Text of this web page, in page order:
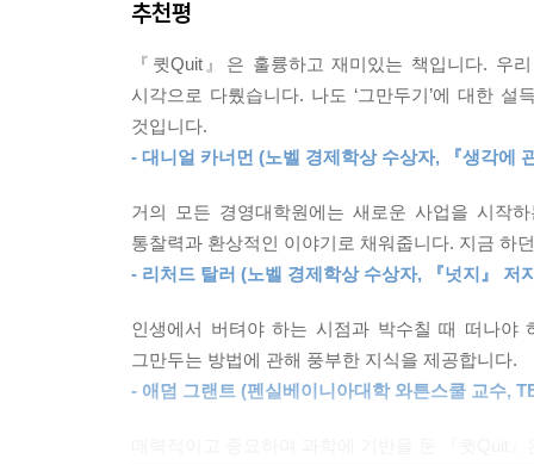
대니얼 카너먼은 내게 “사람들에게는 진정으로
을 인지편향과 결정 오류에 대해 연구한 대니얼
자인 리처드 탈러였다.
--- p.342
있을지 계속 탐색해야 한다. 우리가 사는 세상은
--- p.342
기업을 경영하는 경우에도 이런 일이 일어날 수
이다.
--- p.366
행동경제학의 대가들이 『큇 QUIT』을 극찬한 이
목표 달성을 향한 끈기는 분명 미덕이지만 과장
결과로 개인은 잘못된 인생 설계와 불행을, 기업
대회에서 시오반 오키프 Shiobhan O’Keeffee
의료요원들은 오키프에게 달리기를 멈춰야 한
다리가 부러지는 부상을 당했다. 이 선수 역
선수생활을 마감해야 위기를 초래했다. LA와
되었다. 공사비가 천문학적으로 불어났지만 이미
메타랩의 전도유망한 기업가 앤드류 윌킨슨은 서
새로운 앱에 열세라는 사실을 인정하지 않았
뉴잉글랜드에서 가장 높은 산 100개 중 99개를
추천평
『큇Quit』은 훌륭하고 재미있는 책입니다. 우
시각으로 다뤘습니다. 나도 ‘그만두기’에 대한
것입니다.
- 대니얼 카너먼 (노벨 경제학상 수상자, 『생각에
거의 모든 경영대학원에는 새로운 사업을 시작
통찰력과 환상적인 이야기로 채워줍니다. 지금 하
- 리처드 탈러 (노벨 경제학상 수상자, 『넛지』 저
인생에서 버텨야 하는 시점과 박수칠 때 떠나야
그만두는 방법에 관해 풍부한 지식을 제공합니다.
- 애덤 그랜트 (펜실베이니아대학 와튼스쿨 교수,